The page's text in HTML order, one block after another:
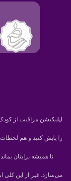
اپلیکیشن مراقبت از
را پایش کنید و هم
تا همیشه برایتان
می‌سازد. غیر از این کلی